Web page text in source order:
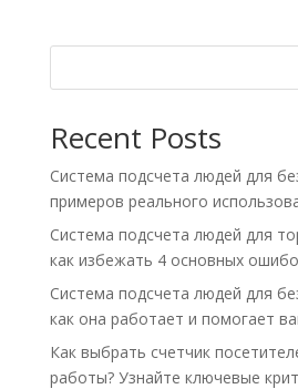
Recent Posts
Система подсчета людей для
примеров реального
Система подсчета людей для
как избежать 4 основных
Система подсчета людей для
как она работает и помогает
Как выбрать счетчик
работы? Узнайте ключевые